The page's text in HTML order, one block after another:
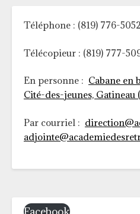
Téléphone : (819) 776-5052
Télécopieur : (819) 777-
En personne : Cabane en
Cité-des-jeunes, Gatineau
Par courriel :
Facebook